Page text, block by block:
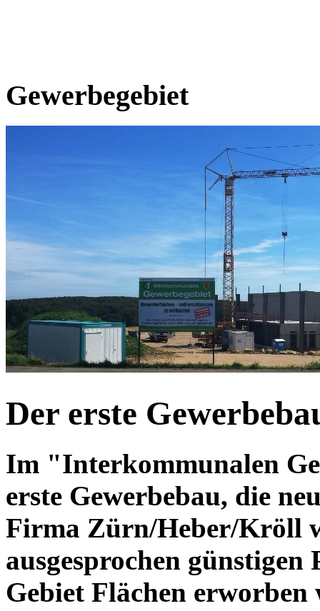
Gewerbegebiet
Der erste
Im "Interkommunalen
erste Gewerbebau, die
Firma Zürn/Heber/Kröll
ausgesprochen günstigen
Gebiet Flächen erworben